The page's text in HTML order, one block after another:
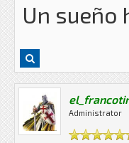
Un sueño
Administrator